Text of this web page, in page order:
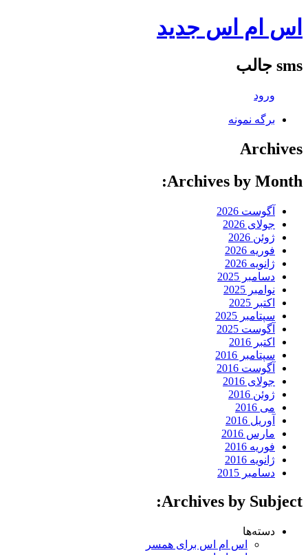
اس ام اس جدید
sms جالب
ورود
برگه نمونه
Archives
Archives by Month:
آگوست 2026
جولای 2026
ژوئن 2026
فوریه 2026
ژانویه 2026
دسامبر 2025
نوامبر 2025
اکتبر 2025
سپتامبر 2025
آگوست 2025
اکتبر 2016
سپتامبر 2016
آگوست 2016
جولای 2016
ژوئن 2016
می 2016
آوریل 2016
مارس 2016
فوریه 2016
ژانویه 2016
دسامبر 2015
Archives by Subject:
دسته‌ها
اس ام اس برای همسر